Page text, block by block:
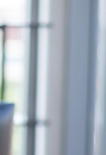
GLP-1
aussi les os